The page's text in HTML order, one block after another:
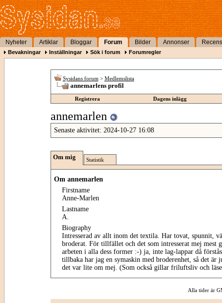
Nyheter Artiklar Bloggar Forum Bilder Annonser
Bevakningar Inställningar Sök i forum Forumregler
Sysidans forum > Medlemslista
annemarlens profil
Registrera Dagens inlägg
annemarlen
Senaste aktivitet: 2024-10-27 16:08
Om mig Statistik
Om annemarlen
Firstname
Anne-Marlen
Lastname
A.
Biography
Intresserad av allt inom det textila. Har tovat, spunnit,
broderat. För tillfället och det som intresserat mej mest
arbeten i alla dess former :-) ja, inte lag-lappar då
tillbaka har jag en symaskin med broderenhet, så det är
det var lite om mej. (Som också gillar friluftsliv och
Alla tider är